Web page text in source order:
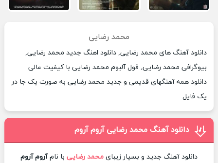
محمد رضایی
دانلود آهنگ های محمد رضایی, دانلود اهنگ جدید محمد رضایی,
بیوگرافی محمد رضایی, فول آلبوم محمد رضایی با کیفیت عالی
دانلود همه آهنگهای قدیمی و جدید محمد رضایی به صورت یک جا در
یک فایل
دانلود آهنگ محمد رضایی آروم آروم
دانلود آهنگ جدید و بسیار زیبای محمد رضایی با نامآروم آروم